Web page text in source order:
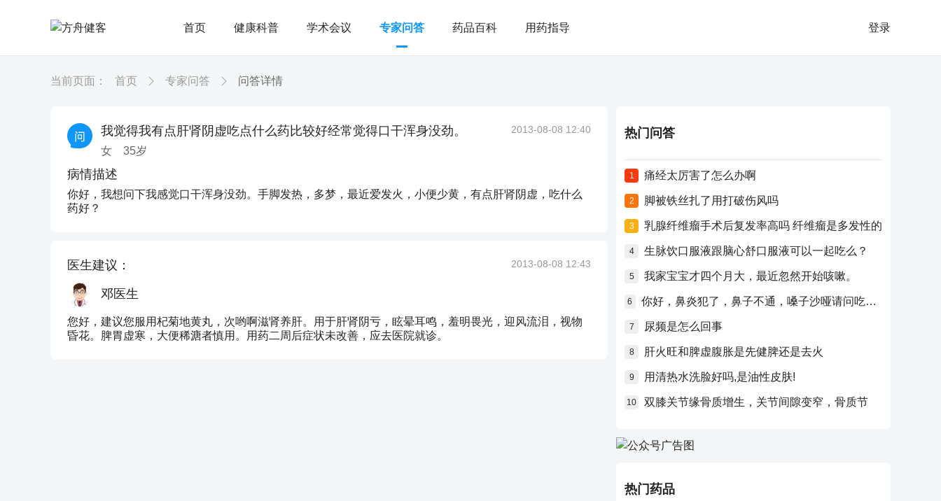
首页 健康科普 学术会议 专家问答 药品百科 用药指导 登录
当前页面： 首页 专家问答 问答详情
我觉得我有点肝肾阴虚吃点什么药比较好经常觉得口干浑身没劲。
女 35岁
2013-08-08 12:40
病情描述
你好，我想问下我感觉口干浑身没劲。手脚发热，多梦，最近爱发火，小便少黄，有点肝肾阴虚，吃什么
药好？
医生建议： 2013-08-08 12:43
邓医生
您好，建议您服用杞菊地黄丸，次哟啊滋肾养肝。用于肝肾阴亏，眩晕耳鸣，羞明畏光，迎风流泪，视物
昏花。脾胃虚寒，大便稀溏者慎用。用药二周后症状未改善，应去医院就诊。
热门问答
1 痛经太厉害了怎么办啊
2 脚被铁丝扎了用打破伤风吗
3 乳腺纤维瘤手术后复发率高吗 纤维瘤是多发性的
4 生脉饮口服液跟脑心舒口服液可以一起吃么？
5 我家宝宝才四个月大，最近忽然开始咳嗽。
6 你好，鼻炎犯了，鼻子不通，嗓子沙哑请问吃什么药比较好？
7 尿频是怎么回事
8 肝火旺和脾虚腹胀是先健脾还是去火
9 用清热水洗脸好吗,是油性皮肤!
10 双膝关节缘骨质增生，关节间隙变窄，骨质节
热门药品